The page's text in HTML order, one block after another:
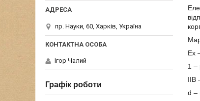
Ех
1 –
IIB
d –
пр. Науки, 60, Харків, Україна
Ігор Чалий
Графік роботи